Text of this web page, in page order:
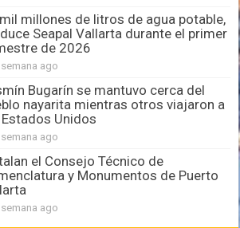
millones de litros de agua potable,
Seapal Vallarta durante el primer
de 2026
ago
Bugarín se mantuvo cerca del
nayarita mientras otros viajaron a
Unidos
ago
el Consejo Técnico de
y Monumentos de Puerto
ago